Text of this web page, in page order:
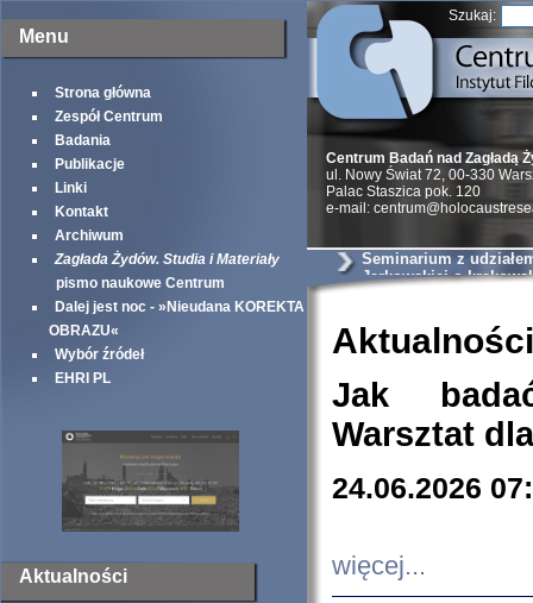
Menu
Strona główna
Zespół Centrum
Badania
Publikacje
Linki
Kontakt
Archiwum
Zagłada Żydów. Studia i Materiały
pismo naukowe Centrum
Dalej jest noc - »Nieudana KOREKTA
OBRAZU«
Wybór źródeł
EHRI PL
Aktualności
Szukaj:
Centrum Badań nad Zagładą
ul. Nowy Świat 72, 00-330
Palac Staszica pok. 120
e-mail:
Seminarium z
Jarkowskiej o
Aktualności
Jak
Warsztat
24.06.2026
więcej...